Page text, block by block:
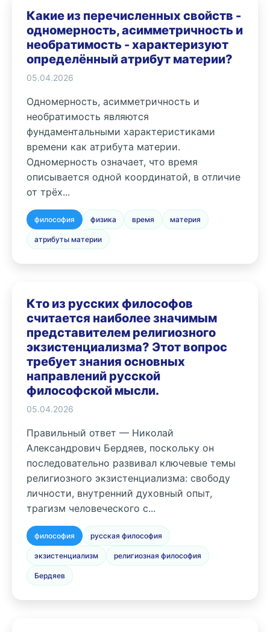
Какие из перечисленных свойств -
одномерность, асимметричность и
необратимость - характеризуют
определённый атрибут материи?
05.04.2026
Одномерность, асимметричность и
необратимость являются
фундаментальными характеристиками
времени как атрибута материи.
Одномерность означает, что время
описывается одной координатой, в отличие
от трёх...
философия физика время материя
атрибуты материи
Кто из русских философов
считается наиболее значимым
представителем религиозного
экзистенциализма? Этот вопрос
требует знания основных
направлений русской
философской мысли.
05.04.2026
Правильный ответ — Николай
Александрович Бердяев, поскольку он
последовательно развивал ключевые темы
религиозного экзистенциализма: свободу
личности, внутренний духовный опыт,
трагизм человеческого с...
философия русская философия
экзистенциализм религиозная философия
Бердяев